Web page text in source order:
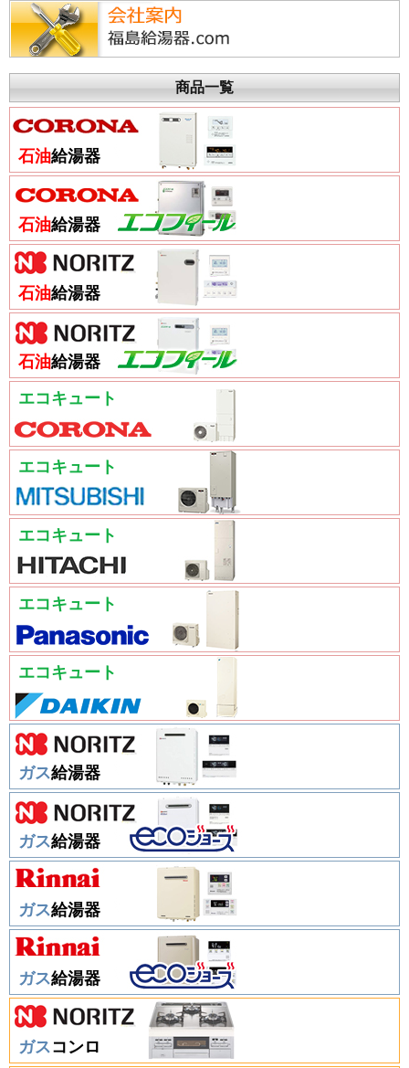
商品一覧
石油給湯器
石油給湯器
石油給湯器
石油給湯器
エコキュート
エコキュート
エコキュート
エコキュート
エコキュート
ガス給湯器
ガス給湯器
ガス給湯器
ガス給湯器
ガス コンロ